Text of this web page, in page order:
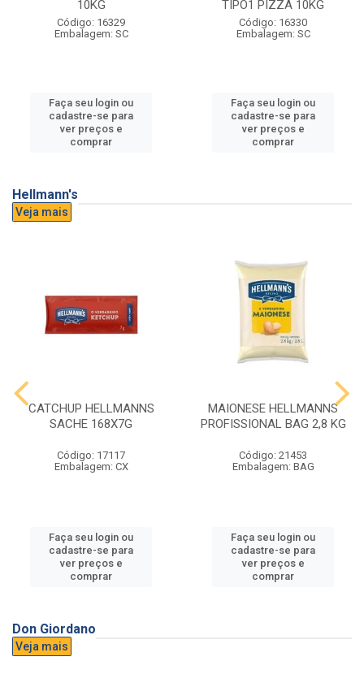
10KG
Código: 16329
Embalagem: SC
Faça seu login ou
cadastre-se para
ver preços e
comprar
TIPO1 PIZZA 10KG
Código: 16330
Embalagem: SC
Faça seu login ou
cadastre-se para
ver preços e
comprar
Hellmann's
Veja mais
CATCHUP HELLMANNS
SACHE 168X7G
Código: 17117
Embalagem: CX
Faça seu login ou
cadastre-se para
ver preços e
comprar
MAIONESE HELLMANNS
PROFISSIONAL BAG 2,8 KG
Código: 21453
Embalagem: BAG
Faça seu login ou
cadastre-se para
ver preços e
comprar
Don Giordano
Veja mais